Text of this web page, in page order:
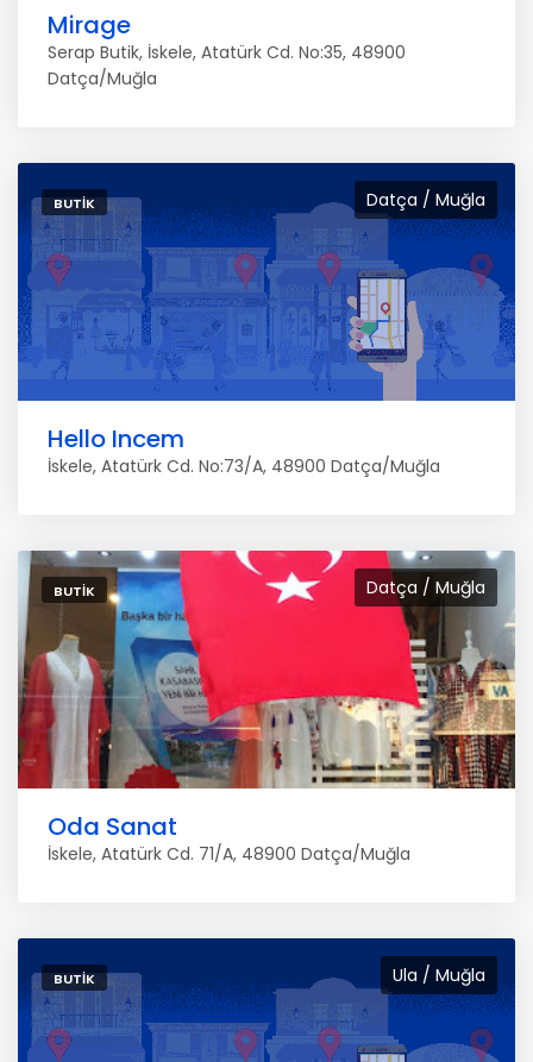
Mirage
Serap Butik, İskele, Atatürk Cd. No:35, 48900
Datça/Muğla
Datça / Muğla
BUTIK
Hello Incem
İskele, Atatürk Cd. No:73/A, 48900 Datça/Muğla
Datça / Muğla
BUTIK
Oda Sanat
İskele, Atatürk Cd. 71/A, 48900 Datça/Muğla
Ula / Muğla
BUTIK